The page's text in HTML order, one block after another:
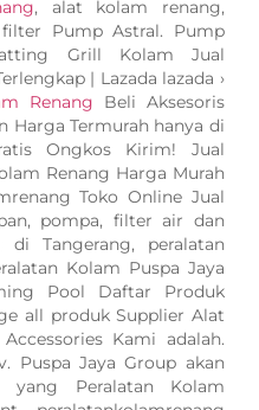
, alat kolam renang,
Pump Astral. Pump
Grill Kolam Jual
| Lazada lazada ›
Renang Beli Aksesoris
Harga Termurah hanya di
Ongkos Kirim! Jual
Renang Harga Murah
Toko Online Jual
pompa, filter air dan
di Tangerang, peralatan
Kolam Puspa Jaya
Pool Daftar Produk
all produk Supplier Alat
Kami adalah.
Puspa Jaya Group akan
yang Peralatan Kolam